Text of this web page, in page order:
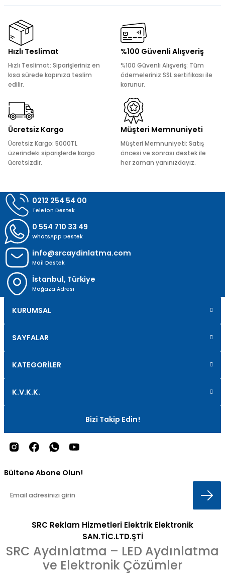
kullanarak tarafımıza iletebilirsiniz.
Görüş ve önerileriniz için teşekkür ederiz.
Ürün resmi kalitesiz, bozuk veya görüntülenemiyor.
Ürün bilgilerinde hatalar bulunuyor.
Ürün fiyatı diğer sitelerden daha pahalı.
Bu ürüne benzer farklı alternatifler olmalı.
Hızlı Teslimat
Hızlı Teslimat: Siparişleriniz en
kısa sürede kapınıza teslim
edilir.
%100 Güvenli Alışveriş
%100 Güvenli Alışveriş: Tüm
ödemeleriniz SSL sertifikası ile
korunur.
Ücretsiz Kargo
Ücretsiz Kargo: 5000TL
üzerindeki siparişlerde kargo
ücretsizdir.
Müşteri Memnuniyeti
Müşteri Memnuniyeti: Satış
öncesi ve sonrası destek ile
her zaman yanınızdayız.
0212 254 54 00
Telefon Destek
0 554 710 33 49
WhatsApp Destek
info@srcaydinlatma.com
Mail Destek
İstanbul, Türkiye
Mağaza Adresi
KURUMSAL
SAYFALAR
KATEGORİLER
K.V.K.K.
Bizi Takip Edin!
Bültene Abone Olun!
SRC Reklam Hizmetleri Elektrik Elektronik
SAN.TİC.LTD.ŞTİ
SRC Aydınlatma – LED Aydınlatma
ve Elektronik Çözümler